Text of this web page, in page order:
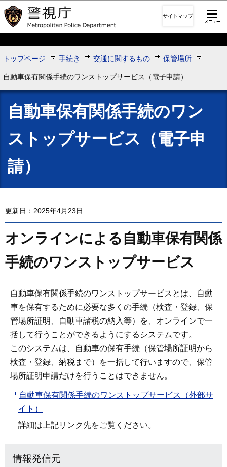
このページの本文へ移動
サイトマップ
トップページ 手続き 交通に関するもの 保管場所
自動車保有関係手続のワンストップサービス（電子申請）
自動車保有関係手続のワン
ストップサービス（電子申
請）
更新日：2025年4月23日
オンラインによる自動車保有関係
手続のワンストップサービス
自動車保有関係手続のワンストップサービスとは、自動
車を保有するために必要な多くの手続（検査・登録、保
管場所証明、自動車諸税の納入等）を、オンラインで一
括して行うことができるようにするシステムです。
このシステムは、自動車の保有手続（保管場所証明から
検査・登録、納税まで）を一括して行いますので、保管
場所証明申請だけを行うことはできません。
自動車保有関係手続のワンストップサービス（外部サ
イト）
詳細は上記リンク先をご覧ください。
情報発信元